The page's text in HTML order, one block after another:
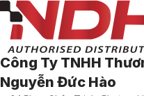
Công Ty TNHH
Nguyễn Đức Hào